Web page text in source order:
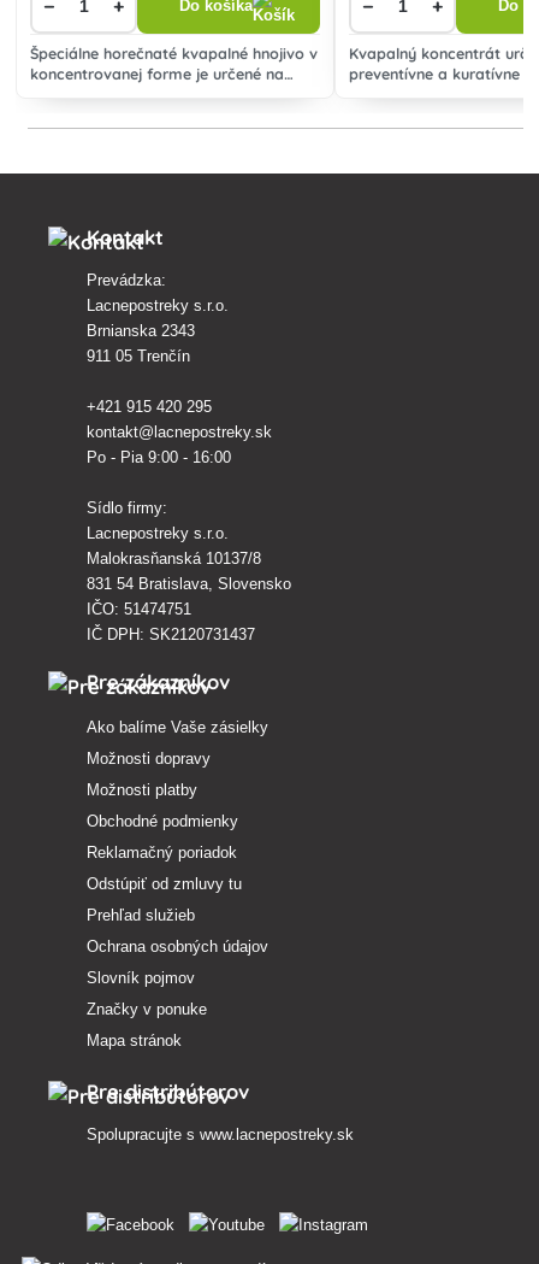
− + Do košíka
Špeciálne horečnaté kvapalné hnojivo v
koncentrovanej forme je určené na
liečenie nedostatku prístupného
− + Do
Kvapalný koncentrát
preventívne a kuratívne
Kontakt
Prevádzka:
Lacnepostreky s.r.o.
Brnianska 2343
911 05 Trenčín
+421 915 420 295
kontakt@lacnepostreky.sk
Po - Pia 9:00 - 16:00
Sídlo firmy:
Lacnepostreky s.r.o.
Malokrasňanská 10137/8
831 54 Bratislava, Slovensko
IČO: 51474751
IČ DPH: SK2120731437
Pre zákazníkov
Ako balíme Vaše zásielky
Možnosti dopravy
Možnosti platby
Obchodné podmienky
Reklamačný poriadok
Odstúpiť od zmluvy tu
Prehľad služieb
Ochrana osobných údajov
Slovník pojmov
Značky v ponuke
Mapa stránok
Pre distribútorov
Spolupracujte s www.lacnepostreky.sk